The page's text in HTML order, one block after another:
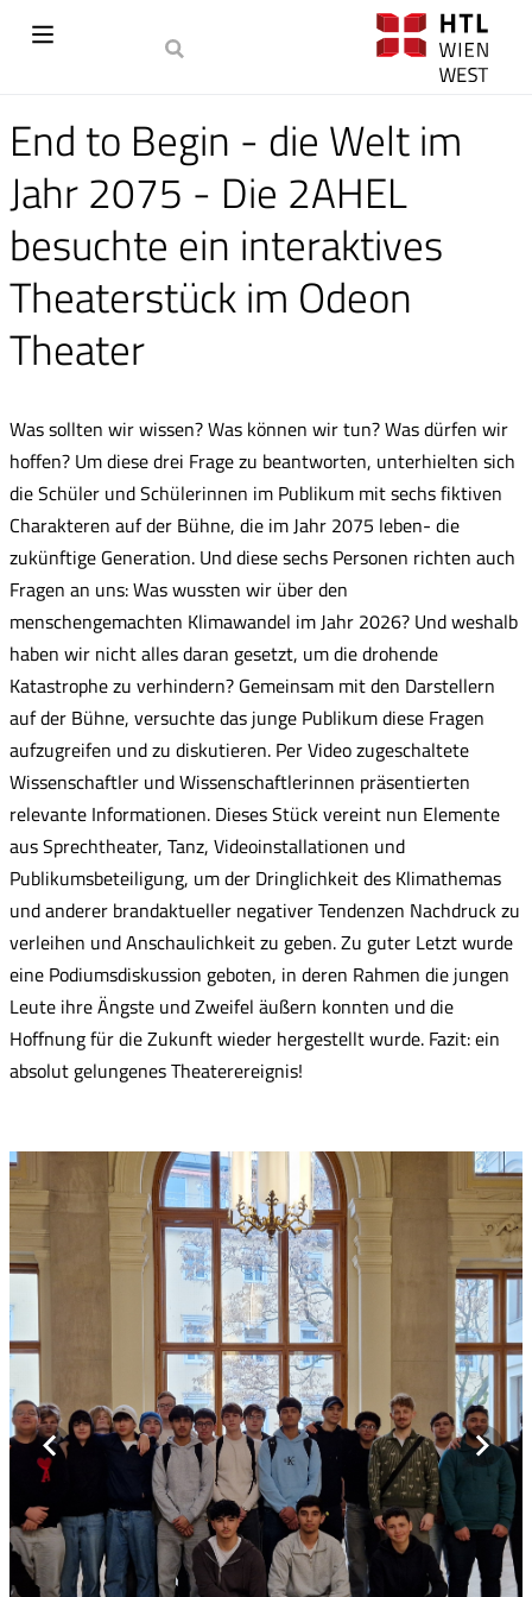
End to Begin - die Welt im
Jahr 2075 - Die 2AHEL
besuchte ein interaktives
Theaterstück im Odeon
Theater
Was sollten wir wissen? Was können wir tun? Was dürfen wir
hoffen? Um diese drei Frage zu beantworten, unterhielten sich
die Schüler und Schülerinnen im Publikum mit sechs fiktiven
Charakteren auf der Bühne, die im Jahr 2075 leben- die
zukünftige Generation. Und diese sechs Personen richten auch
Fragen an uns: Was wussten wir über den
menschengemachten Klimawandel im Jahr 2026? Und weshalb
haben wir nicht alles daran gesetzt, um die drohende
Katastrophe zu verhindern? Gemeinsam mit den Darstellern
auf der Bühne, versuchte das junge Publikum diese Fragen
aufzugreifen und zu diskutieren. Per Video zugeschaltete
Wissenschaftler und Wissenschaftlerinnen präsentierten
relevante Informationen. Dieses Stück vereint nun Elemente
aus Sprechtheater, Tanz, Videoinstallationen und
Publikumsbeteiligung, um der Dringlichkeit des Klimathemas
und anderer brandaktueller negativer Tendenzen Nachdruck zu
verleihen und Anschaulichkeit zu geben. Zu guter Letzt wurde
eine Podiumsdiskussion geboten, in deren Rahmen die jungen
Leute ihre Ängste und Zweifel äußern konnten und die
Hoffnung für die Zukunft wieder hergestellt wurde. Fazit: ein
absolut gelungenes Theaterereignis!